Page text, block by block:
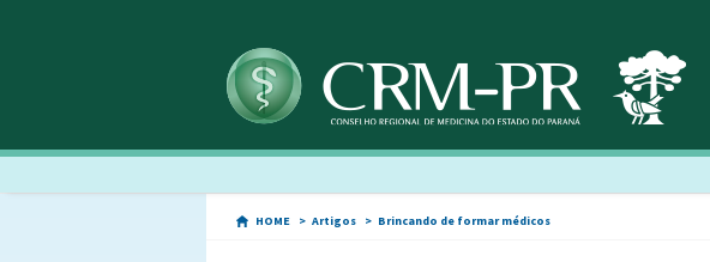
HOME Artigos Brincando de formar médicos